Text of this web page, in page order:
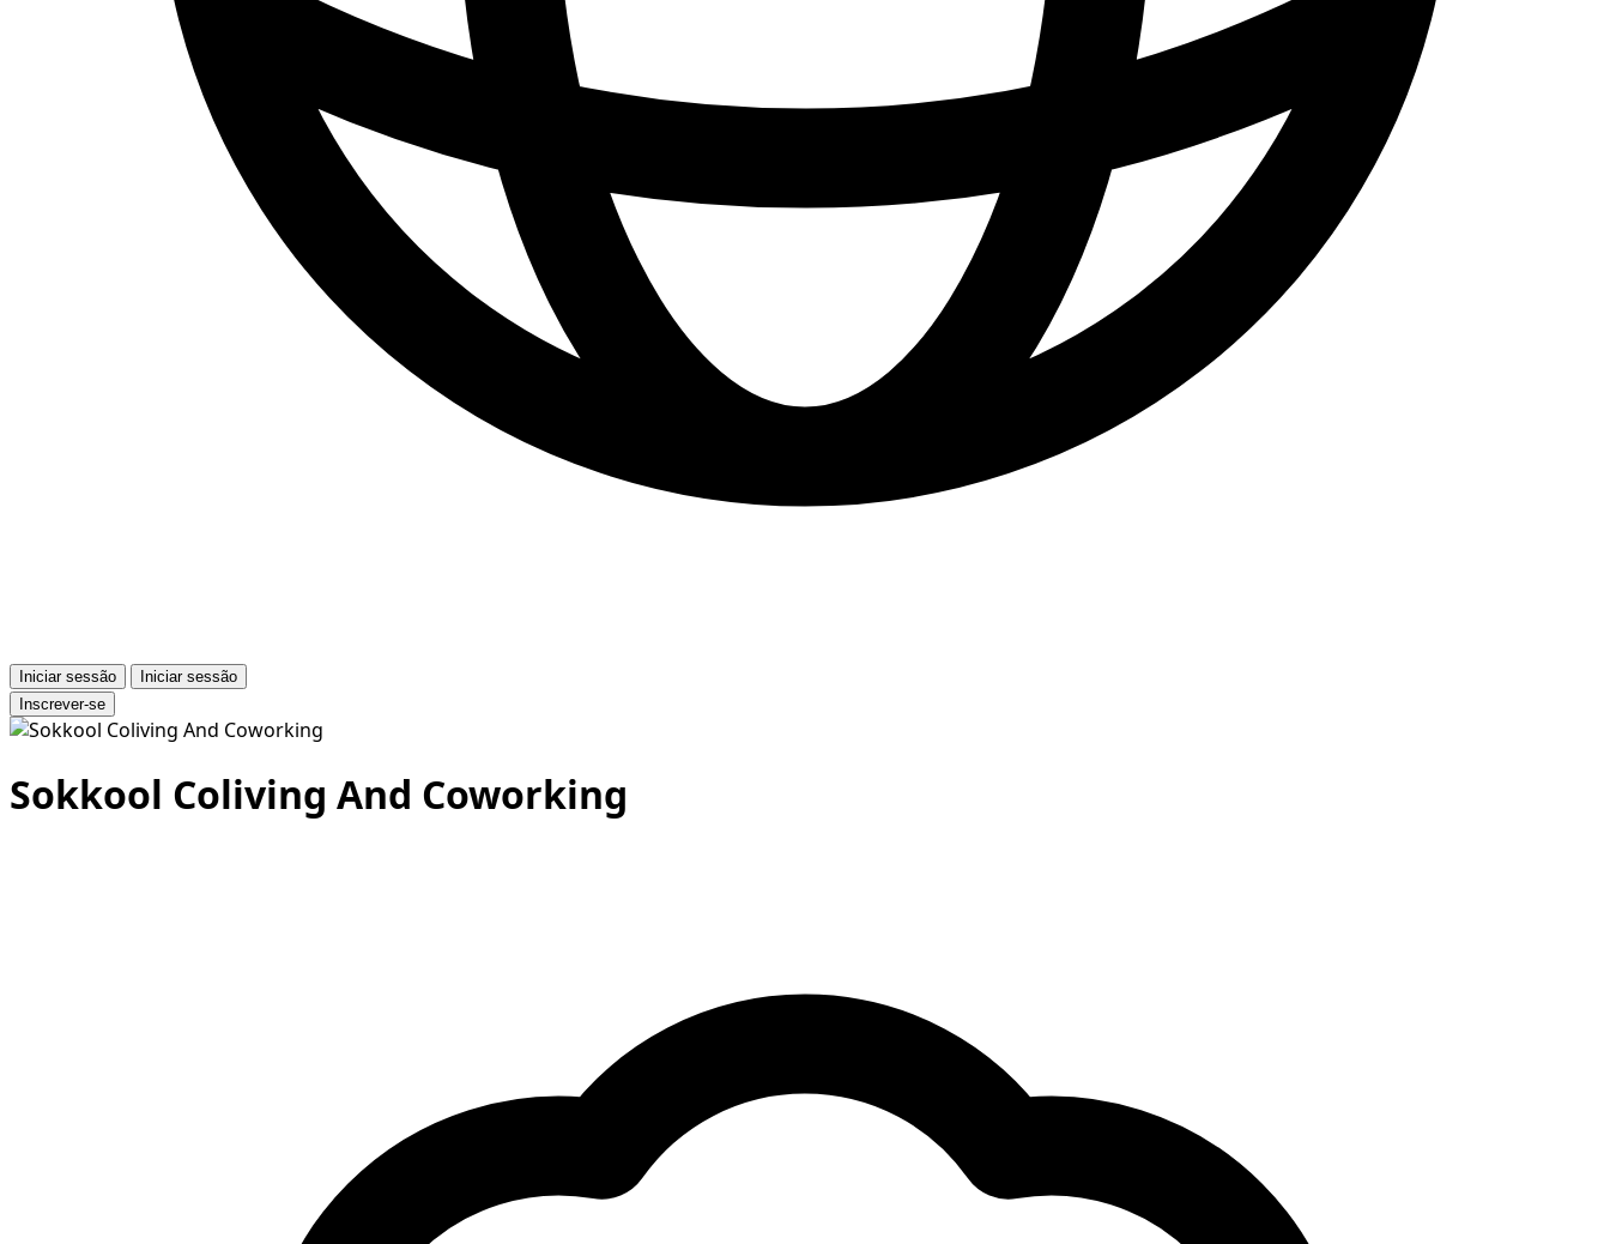
Iniciar sessão
Iniciar sessão
Inscrever-se
Sokkool Coliving And Coworking